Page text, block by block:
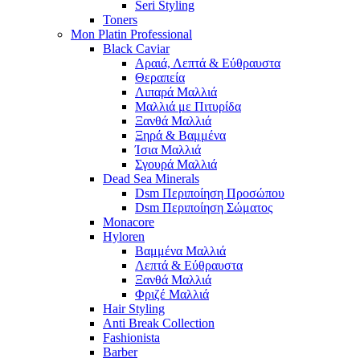
Seri Styling
Toners
Mon Platin Professional
Black Caviar
Αραιά, Λεπτά & Εύθραυστα
Θεραπεία
Λιπαρά Μαλλιά
Μαλλιά με Πιτυρίδα
Ξανθά Μαλλιά
Ξηρά & Βαμμένα
Ίσια Μαλλιά
Σγουρά Μαλλιά
Dead Sea Minerals
Dsm Περιποίηση Προσώπου
Dsm Περιποίηση Σώματος
Monacore
Hyloren
Βαμμένα Μαλλιά
Λεπτά & Εύθραυστα
Ξανθά Μαλλιά
Φριζέ Μαλλιά
Hair Styling
Anti Break Collection
Fashionista
Barber